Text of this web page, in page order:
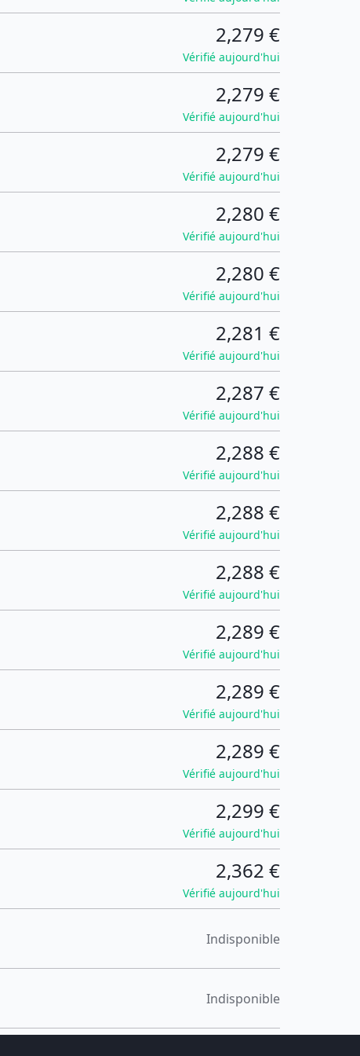
2,279 €
Vérifié aujourd'hui
2,279 €
Vérifié aujourd'hui
2,279 €
Vérifié aujourd'hui
2,280 €
Vérifié aujourd'hui
2,280 €
Vérifié aujourd'hui
2,281 €
Vérifié aujourd'hui
2,287 €
Vérifié aujourd'hui
2,288 €
Vérifié aujourd'hui
2,288 €
Vérifié aujourd'hui
2,288 €
Vérifié aujourd'hui
2,289 €
Vérifié aujourd'hui
2,289 €
Vérifié aujourd'hui
2,289 €
Vérifié aujourd'hui
2,299 €
Vérifié aujourd'hui
2,362 €
Vérifié aujourd'hui
Indisponible
Indisponible